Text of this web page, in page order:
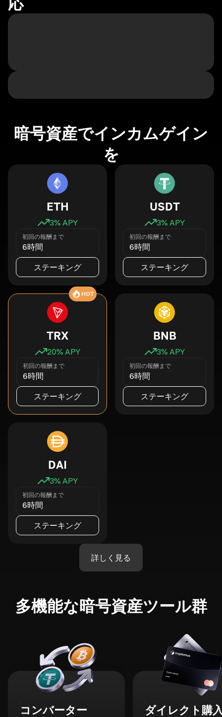
暗号資産でインカムゲイン
を
ETH
3% APY
初回の報酬まで
6時間
ステーキング
USDT
3% APY
初回の報酬まで
6時間
ステーキング
HOT
TRX
20% APY
初回の報酬まで
6時間
ステーキング
BNB
3% APY
初回の報酬まで
6時間
ステーキング
DAI
3% APY
初回の報酬まで
6時間
ステーキング
詳しく見る
多機能な暗号資産ツール群
コンバーター ダイレクト購